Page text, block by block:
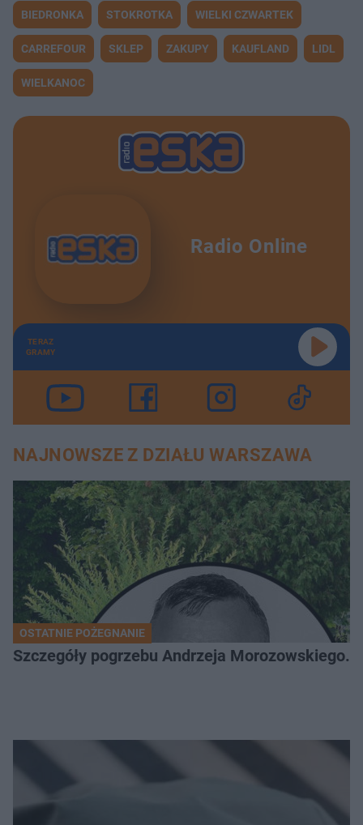
BIEDRONKA STOKROTKA WIELKI CZWARTEK
CARREFOUR SKLEP ZAKUPY KAUFLAND LIDL
WIELKANOC
Radio Online
TERAZ
GRAMY
NAJNOWSZE Z DZIAŁU WARSZAWA
OSTATNIE POŻEGNANIE
Szczegóły pogrzebu Andrzeja Morozowskiego.